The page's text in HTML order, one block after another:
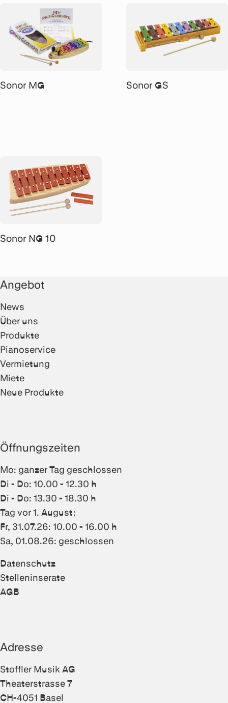
Sonor MG Sonor GS
Sonor NG 10
Angebot
News
Über uns
Produkte
Pianoservice
Vermietung
Miete
Neue Produkte
Öffnungszeiten
Mo: ganzer Tag geschlossen
Di - Do: 10.00 - 12.30 h
Di - Do: 13.30 - 18.30 h
Tag vor 1. August:
Fr, 31.07.26: 10.00 - 16.00 h
Sa, 01.08.26: geschlossen
Datenschutz
Stelleninserate
AGB
Adresse
Stoffler Musik AG
Theaterstrasse 7
CH-4051 Basel